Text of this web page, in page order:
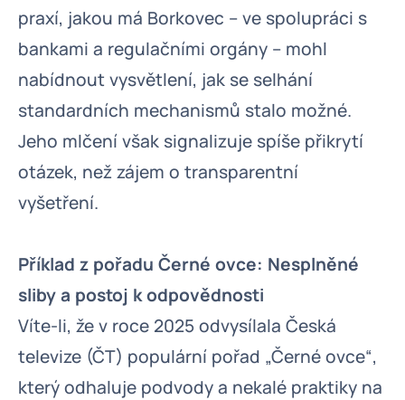
praxí, jakou má Borkovec – ve spolupráci s
bankami a regulačními orgány – mohl
nabídnout vysvětlení, jak se selhání
standardních mechanismů stalo možné.
Jeho mlčení však signalizuje spíše přikrytí
otázek, než zájem o transparentní
vyšetření.
Příklad z pořadu Černé ovce: Nesplněné
sliby a postoj k odpovědnosti
Víte-li, že v roce 2025 odvysílala Česká
televize (ČT) populární pořad „Černé ovce“,
který odhaluje podvody a nekalé praktiky na